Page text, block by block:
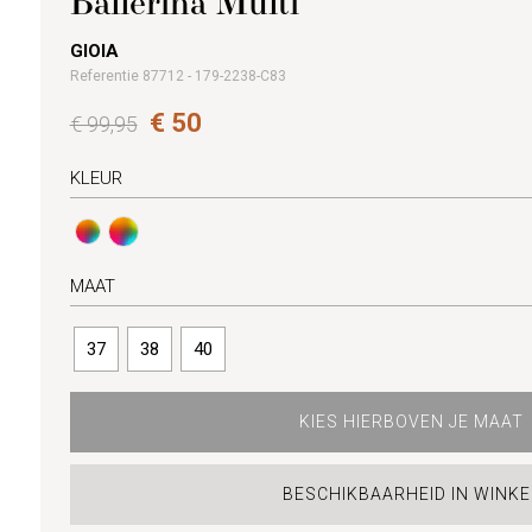
GIOIA
Referentie 87712 - 179-2238-C83
€ 99,95 € 50
KLEUR
MAAT
37 38 40
KIES HIERBOVEN JE MAAT
BESCHIKBAARHEID IN